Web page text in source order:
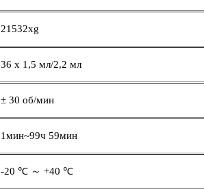
21532xg
36 х 1,5 мл/2,2 мл
± 30 об/мин
1мин~99ч 59мин
-20 ℃ ～ +40 ℃